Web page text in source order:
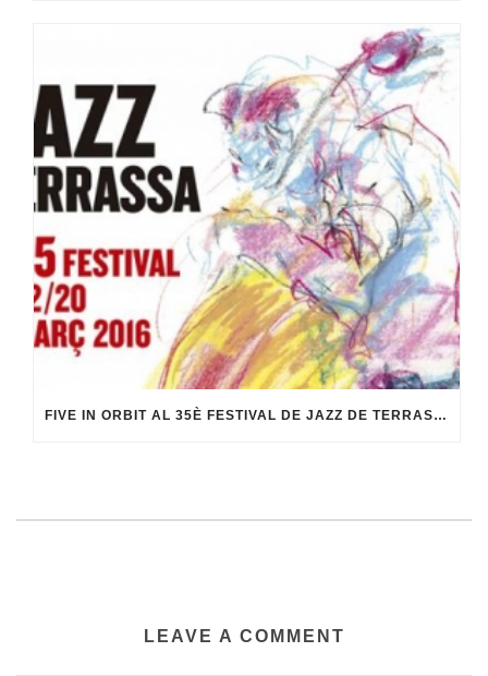
FIVE IN ORBIT AL 35È FESTIVAL DE JAZZ DE TERRASSA
LEAVE A COMMENT